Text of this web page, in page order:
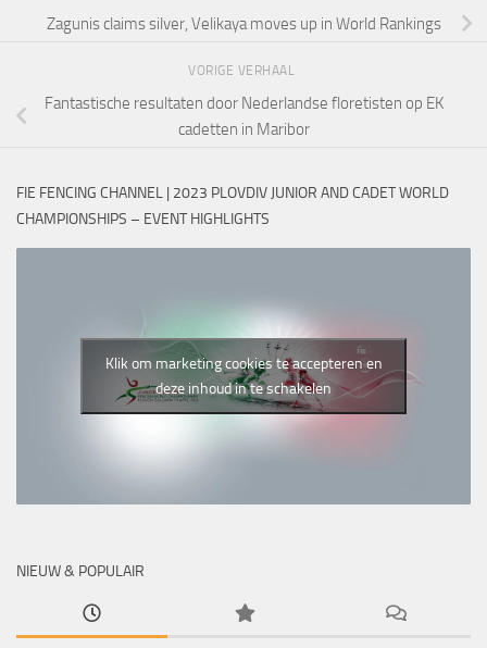
Zagunis claims silver, Velikaya moves up in World Rankings
VORIGE VERHAAL
Fantastische resultaten door Nederlandse floretisten op EK
cadetten in Maribor
FIE FENCING CHANNEL | 2023 PLOVDIV JUNIOR AND CADET WORLD
CHAMPIONSHIPS – EVENT HIGHLIGHTS
Klik om marketing cookies te accepteren en
deze inhoud in te schakelen
NIEUW & POPULAIR